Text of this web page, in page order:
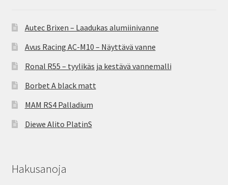
Autec Brixen – Laadukas alumiinivanne
Avus Racing AC-M10 – Näyttävä vanne
Ronal R55 – tyylikäs ja kestävä vannemalli
Borbet A black matt
MAM RS4 Palladium
Diewe Alito PlatinS
Hakusanoja